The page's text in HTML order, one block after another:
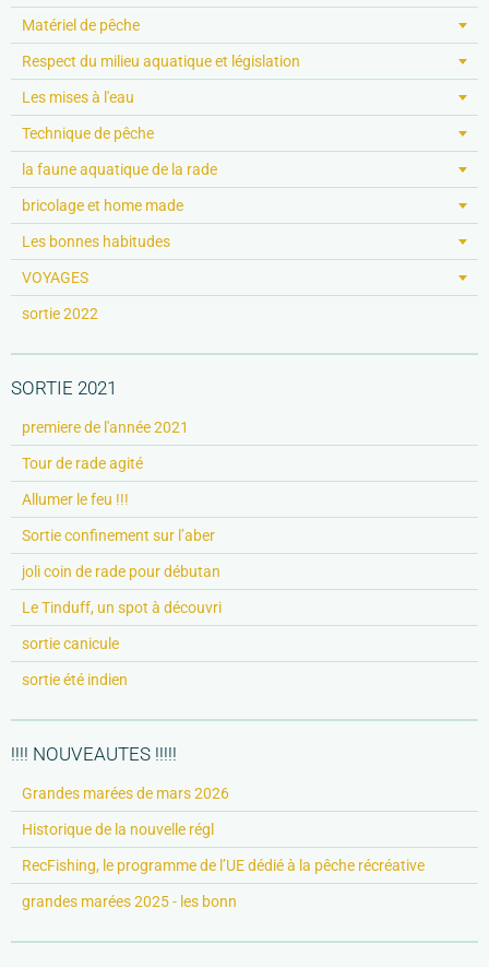
Matériel de pêche
Respect du milieu aquatique et législation
Les mises à l'eau
Technique de pêche
la faune aquatique de la rade
bricolage et home made
Les bonnes habitudes
VOYAGES
sortie 2022
SORTIE 2021
premiere de l'année 2021
Tour de rade agité
Allumer le feu !!!
Sortie confinement sur l’aber
joli coin de rade pour débutan
Le Tinduff, un spot à découvri
sortie canicule
sortie été indien
!!!! NOUVEAUTES !!!!!
Grandes marées de mars 2026
Historique de la nouvelle régl
RecFishing, le programme de l’UE dédié à la pêche récréative
grandes marées 2025 - les bonn